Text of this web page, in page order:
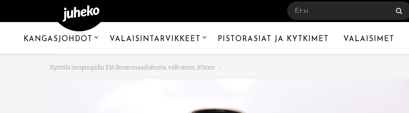
KANGASJOHDOT VALAISINTARVIKKEET PISTORASIAT JA KYTKIMET VALAISIMET
Kynttilä lampunpidin E14 ilman maadoitusta, valkoinen, 85mm